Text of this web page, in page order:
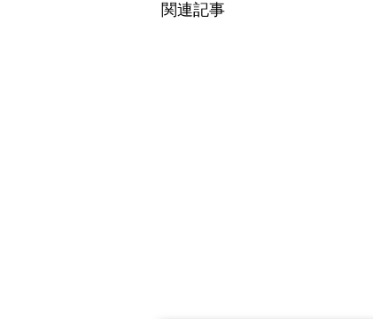
関連記事